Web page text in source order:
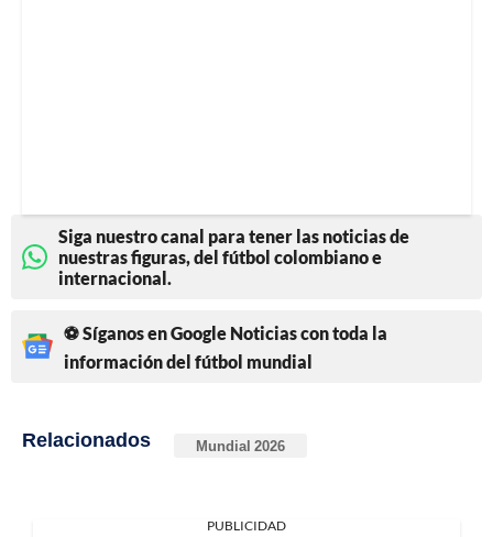
Siga nuestro canal para tener las noticias de
nuestras figuras, del fútbol colombiano e
internacional.
⚽ Síganos en Google Noticias con toda la
información del fútbol mundial
Relacionados Mundial 2026
PUBLICIDAD